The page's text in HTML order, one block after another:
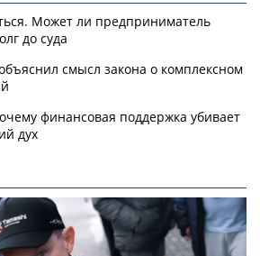
Может ли предприниматель
до суда
смысл закона о комплексном
финансовая поддержка убивает
дух